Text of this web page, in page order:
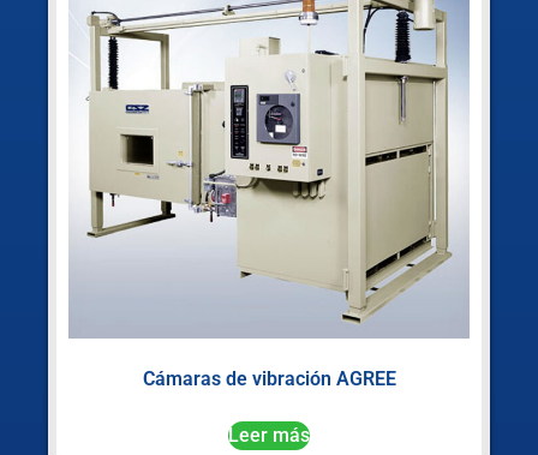
Cámaras de vibración AGREE
Leer más